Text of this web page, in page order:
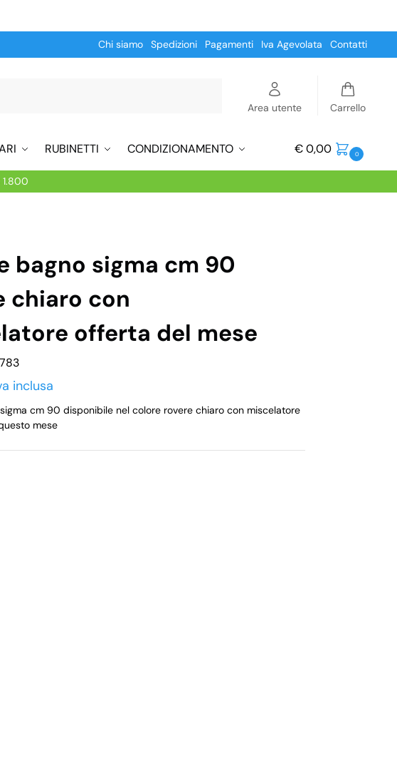
Chi siamo Spedizioni Pagamenti Iva Agevolata Contatti
Area utente Carrello
RUBINETTI CONDIZIONAMENTO €0,00 0
bagno sigma cm 90
chiaro con
offerta del mese
inclusa
cm 90 disponibile nel colore rovere chiaro con miscelatore
mese